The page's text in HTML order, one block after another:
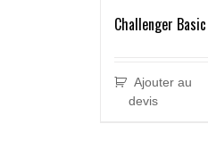
Challenger Basic
Ajouter au
devis